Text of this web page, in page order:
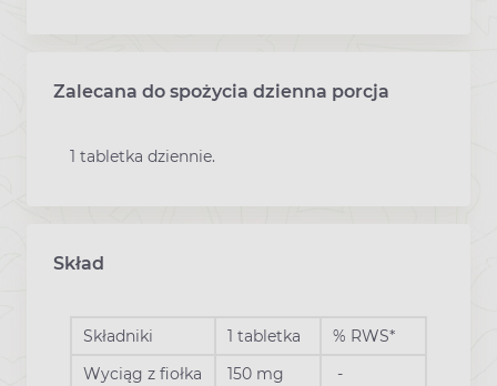
Zalecana do spożycia dzienna porcja
1 tabletka dziennie.
Skład
Składniki 1 tabletka
% RWS*
Wyciąg z fiołka
150 mg -